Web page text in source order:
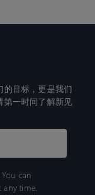
的目标，更是我们
第一时间了解新见
You can
any time.